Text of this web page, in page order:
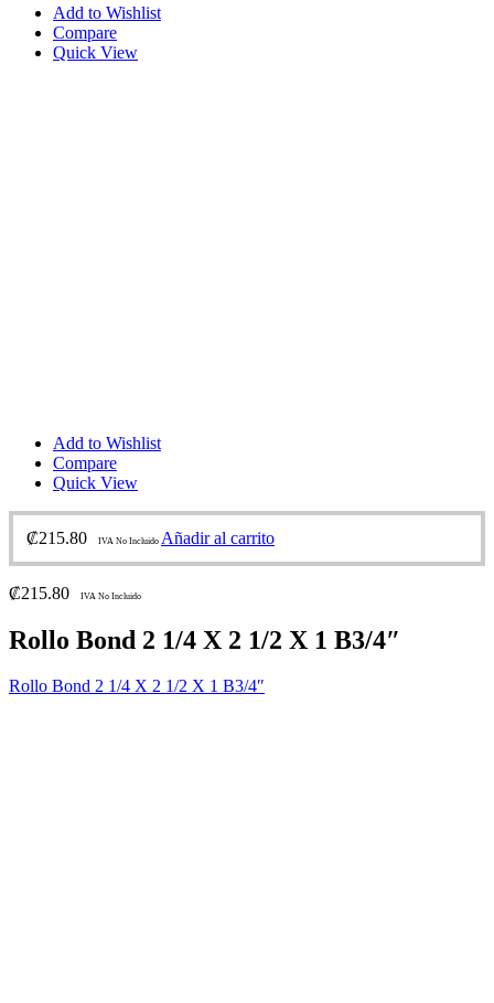
Add to Wishlist
Compare
Quick View
Add to Wishlist
Compare
Quick View
₡215.80 IVA No Incluido Añadir al carrito
₡215.80 IVA No Incluido
Rollo Bond 2 1/4 X 2 1/2 X 1 B3/4″
Rollo Bond 2 1/4 X 2 1/2 X 1 B3/4″